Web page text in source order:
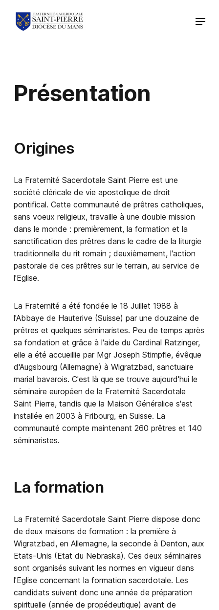
Présentation
Origines
La Fraternité Sacerdotale Saint Pierre est une
société cléricale de vie apostolique de droit
pontifical. Cette communauté de prêtres catholiques,
sans voeux religieux, travaille à une double mission
dans le monde : premièrement, la formation et la
sanctification des prêtres dans le cadre de la liturgie
traditionnelle du rit romain ; deuxièmement, l'action
pastorale de ces prêtres sur le terrain, au service de
l'Eglise.
La Fraternité a été fondée le 18 Juillet 1988 à
l'Abbaye de Hauterive (Suisse) par une douzaine de
prêtres et quelques séminaristes. Peu de temps après
sa fondation et grâce à l'aide du Cardinal Ratzinger,
elle a été accueillie par Mgr Joseph Stimpfle, évêque
d'Augsbourg (Allemagne) à Wigratzbad, sanctuaire
marial bavarois. C'est là que se trouve aujourd'hui le
séminaire européen de la Fraternité Sacerdotale
Saint Pierre, tandis que la Maison Généralice s'est
installée en 2003 à Fribourg, en Suisse. La
communauté compte maintenant 260 prêtres et 140
séminaristes.
La formation
La Fraternité Sacerdotale Saint Pierre dispose donc
de deux maisons de formation : la première à
Wigratzbad, en Allemagne, la seconde à Denton, aux
Etats-Unis (Etat du Nebraska). Ces deux séminaires
sont organisés suivant les normes en vigueur dans
l'Eglise concernant la formation sacerdotale. Les
candidats suivent donc une année de préparation
spirituelle (année de propédeutique) avant de